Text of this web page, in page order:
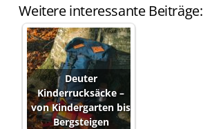
Weitere interessante Beiträge:
Deuter
Kinderrucksäcke –
von Kindergarten bis
Bergsteigen